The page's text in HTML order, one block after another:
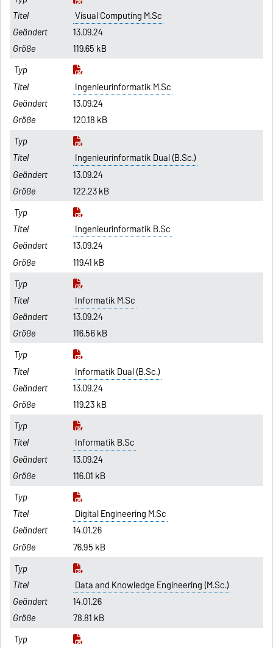
Visual Computing M.Sc
13.09.24
119.65 kB
Ingenieurinformatik M.Sc
13.09.24
120.18 kB
Ingenieurinformatik Dual (B.Sc.)
13.09.24
122.23 kB
Ingenieurinformatik B.Sc
13.09.24
119.41 kB
Informatik M.Sc
13.09.24
116.56 kB
Informatik Dual (B.Sc.)
13.09.24
119.23 kB
Informatik B.Sc
13.09.24
116.01 kB
Digital Engineering M.Sc
14.01.26
76.95 kB
Data and Knowledge Engineering (M.Sc.)
14.01.26
78.81 kB